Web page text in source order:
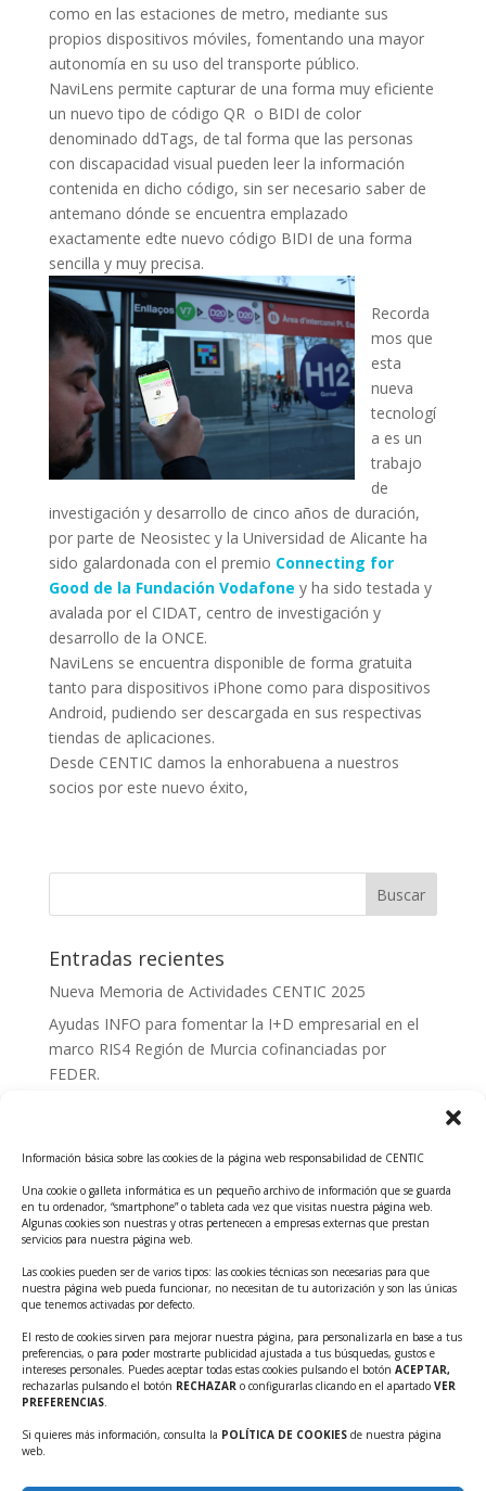
Información básica sobre las cookies de la página web responsabilidad de CENTIC
Una cookie o galleta informática es un pequeño archivo de información que se guarda
en tu ordenador, “smartphone” o tableta cada vez que visitas nuestra página web.
Algunas cookies son nuestras y otras pertenecen a empresas externas que prestan
servicios para nuestra página web.
Las cookies pueden ser de varios tipos: las cookies técnicas son necesarias para que
nuestra página web pueda funcionar, no necesitan de tu autorización y son las únicas
que tenemos activadas por defecto.
El resto de cookies sirven para mejorar nuestra página, para personalizarla en base a tus
preferencias, o para poder mostrarte publicidad ajustada a tus búsquedas, gustos e
intereses personales. Puedes aceptar todas estas cookies pulsando el botón ACEPTAR,
rechazarlas pulsando el botón RECHAZAR o configurarlas clicando en el apartado VER
PREFERENCIAS.
Si quieres más información, consulta la POLÍTICA DE COOKIES de nuestra página
web.
como en las estaciones de metro, mediante sus
propios dispositivos móviles, fomentando una mayor
autonomía en su uso del transporte público.
NaviLens permite capturar de una forma muy eficiente
un nuevo tipo de código QR o BIDI de color
denominado ddTags, de tal forma que las personas
con discapacidad visual pueden leer la información
contenida en dicho código, sin ser necesario saber de
antemano dónde se encuentra emplazado
exactamente edte nuevo código BIDI de una forma
sencilla y muy precisa.
Recorda
mos que
esta
nueva
tecnologí
a es un
trabajo
de
investigación y desarrollo de cinco años de duración,
por parte de Neosistec y la Universidad de Alicante ha
sido galardonada con el premio Connecting for
Good de la Fundación Vodafone y ha sido testada y
avalada por el CIDAT, centro de investigación y
desarrollo de la ONCE.
NaviLens se encuentra disponible de forma gratuita
tanto para dispositivos iPhone como para dispositivos
Android, pudiendo ser descargada en sus respectivas
tiendas de aplicaciones.
Desde CENTIC damos la enhorabuena a nuestros
socios por este nuevo éxito,
Entradas recientes
Nueva Memoria de Actividades CENTIC 2025
Ayudas INFO para fomentar la I+D empresarial en el
marco RIS4 Región de Murcia cofinanciadas por
FEDER.
Tecnológicos 2ª ed.
Ayudas INFO para el apoyo a las empresas
innovadoras con potencial tecnológico y escalables
Convocatoria Cheque de Innovación. Ayudas INFO
para la contratación de servicios de Innovación y
Competitividad
Cheque Inversión del INFO. Ayudas para la
contratación de servicios de Innovación y
Competitividad para apoyar rondas de financiación.
Inscripciones abiertas!!